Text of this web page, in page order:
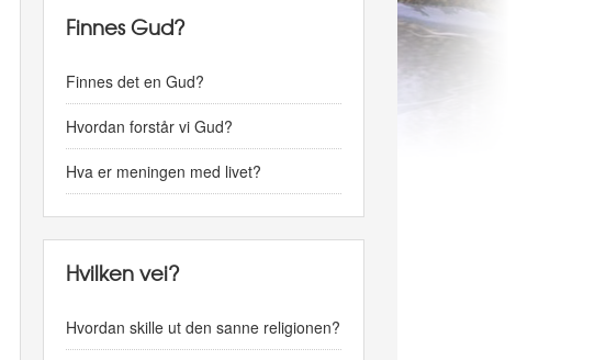
Finnes Gud?
Finnes det en Gud?
Hvordan forstår vi Gud?
Hva er meningen med livet?
Hvilken vei?
Hvordan skille ut den sanne religionen?